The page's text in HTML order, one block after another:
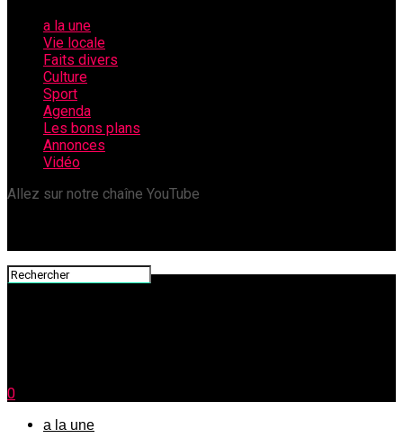
a la une
Vie locale
Faits divers
Culture
Sport
Agenda
Les bons plans
Annonces
Vidéo
Allez sur notre chaîne YouTube
0
a la une